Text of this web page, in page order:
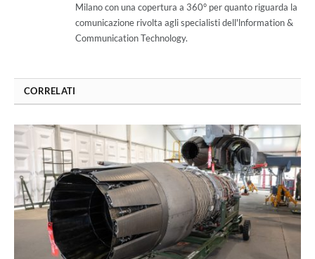
Milano con una copertura a 360° per quanto riguarda la
comunicazione rivolta agli specialisti dell'lnformation &
Communication Technology.
CORRELATI